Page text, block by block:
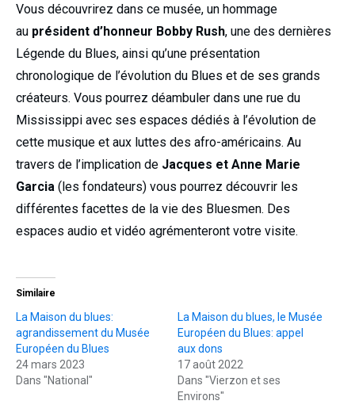
Vous découvrirez dans ce musée, un hommage
au président d’honneur Bobby Rush, une des dernières
Légende du Blues, ainsi qu’une présentation
chronologique de l’évolution du Blues et de ses grands
créateurs. Vous pourrez déambuler dans une rue du
Mississippi avec ses espaces dédiés à l’évolution de
cette musique et aux luttes des afro-américains. Au
travers de l’implication de Jacques et Anne Marie
Garcia (les fondateurs) vous pourrez découvrir les
différentes facettes de la vie des Bluesmen. Des
espaces audio et vidéo agrémenteront votre visite.
Similaire
La Maison du blues:
agrandissement du Musée
Européen du Blues
24 mars 2023
Dans "National"
La Maison du blues, le Musée
Européen du Blues: appel
aux dons
17 août 2022
Dans "Vierzon et ses
Environs"